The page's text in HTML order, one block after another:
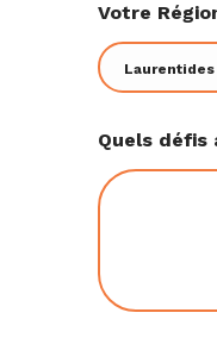
C
o
u
r
i
e
r
i
Votre
Quels défis